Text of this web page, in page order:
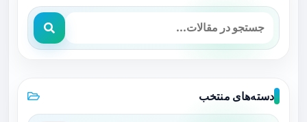
دسته‌های منتخب